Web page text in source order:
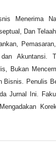
Menerima
Dan
Akuntansi.
Bukan
Bisnis. Penulis
Jurnal Ini.